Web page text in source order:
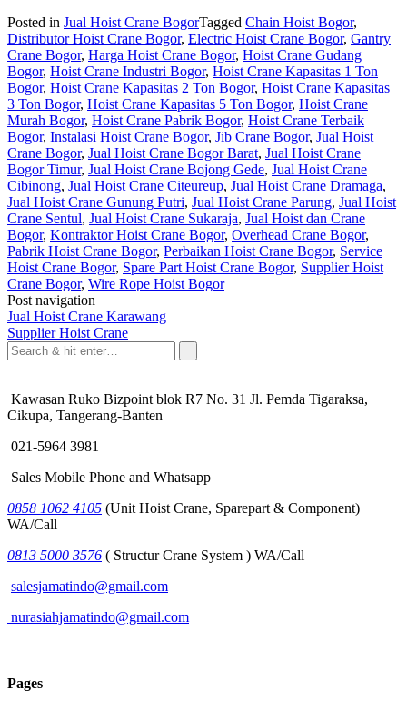
Posted in Jual Hoist Crane BogorTagged Chain Hoist Bogor,
Distributor Hoist Crane Bogor, Electric Hoist Crane Bogor, Gantry
Crane Bogor, Harga Hoist Crane Bogor, Hoist Crane Gudang
Bogor, Hoist Crane Industri Bogor, Hoist Crane Kapasitas 1 Ton
Bogor, Hoist Crane Kapasitas 2 Ton Bogor, Hoist Crane Kapasitas
3 Ton Bogor, Hoist Crane Kapasitas 5 Ton Bogor, Hoist Crane
Murah Bogor, Hoist Crane Pabrik Bogor, Hoist Crane Terbaik
Bogor, Instalasi Hoist Crane Bogor, Jib Crane Bogor, Jual Hoist
Crane Bogor, Jual Hoist Crane Bogor Barat, Jual Hoist Crane
Bogor Timur, Jual Hoist Crane Bojong Gede, Jual Hoist Crane
Cibinong, Jual Hoist Crane Citeureup, Jual Hoist Crane Dramaga,
Jual Hoist Crane Gunung Putri, Jual Hoist Crane Parung, Jual Hoist
Crane Sentul, Jual Hoist Crane Sukaraja, Jual Hoist dan Crane
Bogor, Kontraktor Hoist Crane Bogor, Overhead Crane Bogor,
Pabrik Hoist Crane Bogor, Perbaikan Hoist Crane Bogor, Service
Hoist Crane Bogor, Spare Part Hoist Crane Bogor, Supplier Hoist
Crane Bogor, Wire Rope Hoist Bogor
Post navigation
Jual Hoist Crane Karawang
Supplier Hoist Crane
Kawasan Ruko Bizpoint blok R7 No. 31 Jl. Pemda Tigaraksa,
Cikupa, Tangerang-Banten
021-5964 3981
Sales Mobile Phone and Whatsapp
0858 1062 4105 (Unit Hoist Crane, Sparepart & Component)
WA/Call
0813 5000 3576 ( Structur Crane System ) WA/Call
salesjamatindo@gmail.com
nurasiahjamatindo@gmail.com
Pages